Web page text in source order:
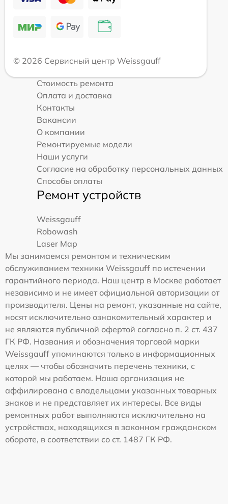
© 2026 Сервисный центр Weissgauff
Стоимость ремонта
Оплата и доставка
Контакты
Вакансии
О компании
Ремонтируемые модели
Наши услуги
Согласие на обработку персональных данных
Способы оплаты
Ремонт устройств
Weissgauff
Robowash
Laser Map
Мы занимаемся ремонтом и техническим
обслуживанием техники Weissgauff по истечении
гарантийного периода. Наш центр в Москве работает
независимо и не имеет официальной авторизации от
производителя. Цены на ремонт, указанные на сайте,
носят исключительно ознакомительный характер и
не являются публичной офертой согласно п. 2 ст. 437
ГК РФ. Названия и обозначения торговой марки
Weissgauff упоминаются только в информационных
целях — чтобы обозначить перечень техники, с
которой мы работаем. Наша организация не
аффилирована с владельцами указанных товарных
знаков и не представляет их интересы. Все виды
ремонтных работ выполняются исключительно на
устройствах, находящихся в законном гражданском
обороте, в соответствии со ст. 1487 ГК РФ.